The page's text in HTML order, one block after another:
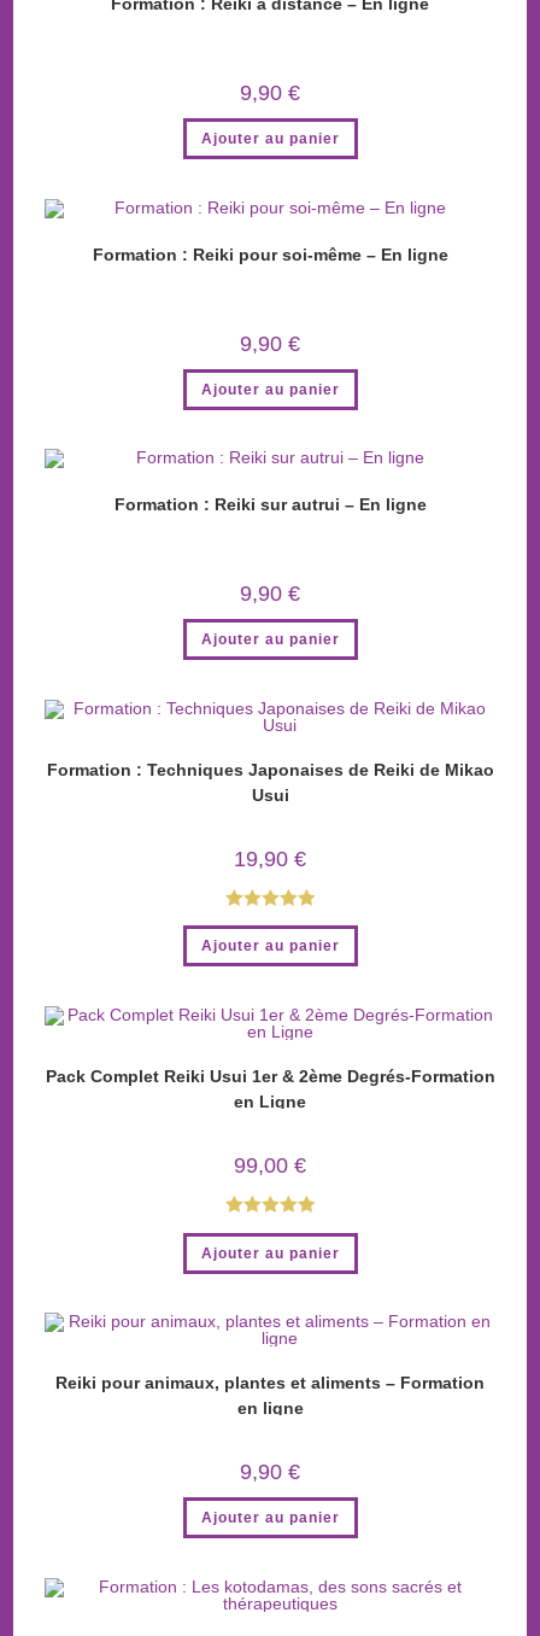
Formation : Reiki à distance – En ligne
9,90 €
Ajouter au panier
Formation : Reiki pour soi-même – En ligne
9,90 €
Ajouter au panier
Formation : Reiki sur autrui – En ligne
9,90 €
Ajouter au panier
Formation : Techniques Japonaises de Reiki de Mikao
Usui
19,90 €
Note5.00
sur 5
Ajouter au panier
Pack Complet Reiki Usui 1er & 2ème Degrés-Formation
en Ligne
99,00 €
Note5.00
sur 5
Ajouter au panier
Reiki pour animaux, plantes et aliments – Formation
en ligne
9,90 €
Ajouter au panier